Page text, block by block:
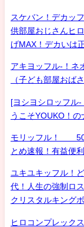
スケバン！デカッ
供部屋おじさんヒ
げMAX！デカいは
アキヨッフル-！ネ
（子ども部屋おば
[ヨシヨシロッフル
うこそYOUKO！
モリッフル！ 50
とめ速報！有益便
ユキユキッフル！
代！人生の強制ロ
クリスタルキング
ヒロコンプレック